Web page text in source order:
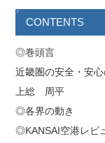
CONTENTS
◎巻頭言
近畿圏の安全・安
上総 周平
◎各界の動き
◎KANSAI空港レビ